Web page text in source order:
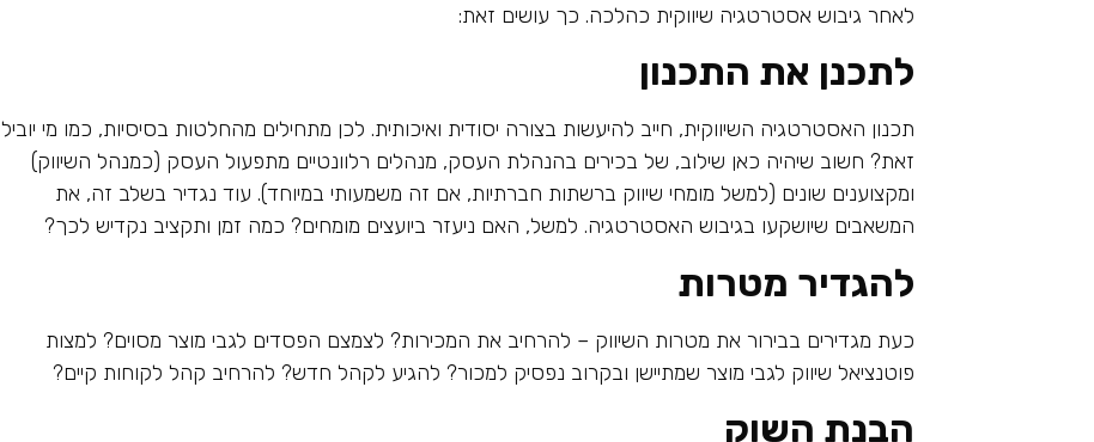
לאחר גיבוש אסטרטגיה שיווקית כהלכה. כך עושים זאת:
לתכנן את התכנון
תכנון האסטרטגיה השיווקית, חייב להיעשות בצורה יסודית ואיכותית. לכן מתחילים מהחלטות בסיסיות, כמו מי יוביל
זאת? חשוב שיהיה כאן שילוב, של בכירים בהנהלת העסק, מנהלים רלוונטיים מתפעול העסק (כמנהל השיווק)
ומקצוענים שונים (למשל מומחי שיווק ברשתות חברתיות, אם זה משמעותי במיוחד). עוד נגדיר בשלב זה, את
המשאבים שיושקעו בגיבוש האסטרטגיה. למשל, האם ניעזר ביועצים מומחים? כמה זמן ותקציב נקדיש לכך?
להגדיר מטרות
כעת מגדירים בבירור את מטרות השיווק – להרחיב את המכירות? לצמצם הפסדים לגבי מוצר מסוים? למצות
פוטנציאל שיווק לגבי מוצר שמתיישן ובקרוב נפסיק למכור? להגיע לקהל חדש? להרחיב קהל לקוחות קיים?
הבנת השוק